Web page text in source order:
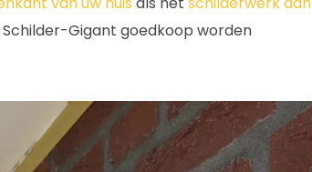
Schilder-Gigant goedkoop worden